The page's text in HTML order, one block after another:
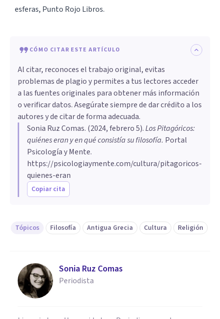
esferas, Punto Rojo Libros.
CÓMO CITAR ESTE ARTÍCULO
Al citar, reconoces el trabajo original, evitas
problemas de plagio y permites a tus lectores acceder
a las fuentes originales para obtener más información
o verificar datos. Asegúrate siempre de dar crédito a los
autores y de citar de forma adecuada.
Sonia Ruz Comas. (2024, febrero 5).Los Pitagóricos:
quiénes eran y en qué consistía su filosofía. Portal
Psicología y Mente.
https://psicologiaymente.com/cultura/pitagoricos-
quienes-eran
Copiar cita
Tópicos Filosofía Antigua Grecia Cultura Religión
Sonia Ruz Comas
Periodista